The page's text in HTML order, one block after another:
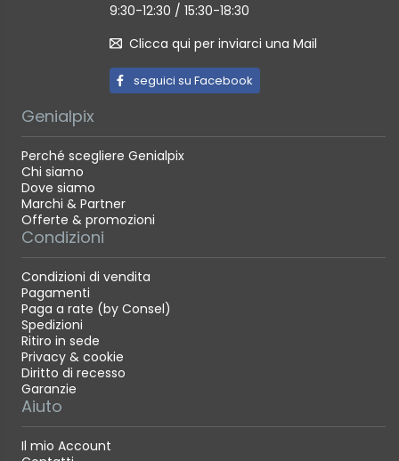
9:30-12:30 / 15:30-18:30
Clicca qui per inviarci una Mail
seguici su Facebook
Genialpix
Perché scegliere Genialpix
Chi siamo
Dove siamo
Marchi & Partner
Offerte & promozioni
Condizioni
Condizioni di vendita
Pagamenti
Paga a rate (by Consel)
Spedizioni
Ritiro in sede
Privacy & cookie
Diritto di recesso
Garanzie
Aiuto
Il mio Account